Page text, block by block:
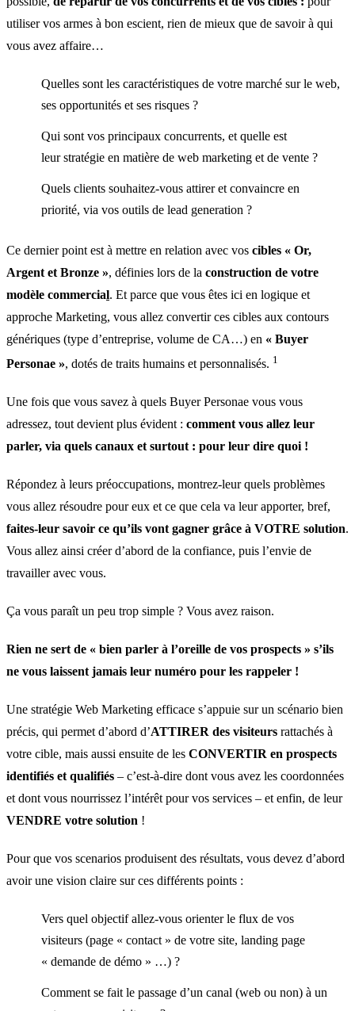
utiliser vos armes à bon escient, rien de mieux que de savoir à qui
vous avez affaire…
Quelles sont les caractéristiques de votre marché sur le web,
ses opportunités et ses risques ?
Qui sont vos principaux concurrents, et quelle est
leur stratégie en matière de web marketing et de vente ?
Quels clients souhaitez-vous attirer et convaincre en
priorité, via vos outils de lead generation ?
Ce dernier point est à mettre en relation avec vos cibles « Or,
Argent et Bronze », définies lors de la construction de votre
modèle commercial. Et parce que vous êtes ici en logique et
approche Marketing, vous allez convertir ces cibles aux contours
génériques (type d’entreprise, volume de CA…) en « Buyer
Personae », dotés de traits humains et personnalisés. 1
Une fois que vous savez à quels Buyer Personae vous vous
adressez, tout devient plus évident : comment vous allez leur
parler, via quels canaux et surtout : pour leur dire quoi !
Répondez à leurs préoccupations, montrez-leur quels problèmes
vous allez résoudre pour eux et ce que cela va leur apporter, bref,
faites-leur savoir ce qu’ils vont gagner grâce à VOTRE solution.
Vous allez ainsi créer d’abord de la confiance, puis l’envie de
travailler avec vous.
Ça vous paraît un peu trop simple ? Vous avez raison.
Rien ne sert de « bien parler à l’oreille de vos prospects » s’ils
ne vous laissent jamais leur numéro pour les rappeler !
Une stratégie Web Marketing efficace s’appuie sur un scénario bien
précis, qui permet d’abord d’ATTIRER des visiteurs rattachés à
votre cible, mais aussi ensuite de les CONVERTIR en prospects
identifiés et qualifiés – c’est-à-dire dont vous avez les coordonnées
et dont vous nourrissez l’intérêt pour vos services – et enfin, de leur
VENDRE votre solution !
Pour que vos scenarios produisent des résultats, vous devez d’abord
avoir une vision claire sur ces différents points :
Vers quel objectif allez-vous orienter le flux de vos
visiteurs (page « contact » de votre site, landing page
« demande de démo » …) ?
Comment se fait le passage d’un canal (web ou non) à un